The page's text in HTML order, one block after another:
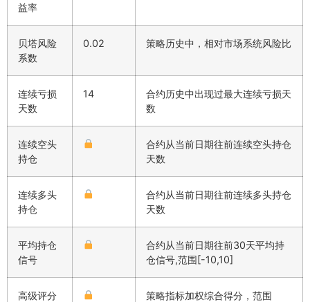
益率
贝塔风险
系数
0.02 策略历史中，相对市场系统风险比
连续亏损
天数
14
合约历史中出现过最大连续亏损天
数
连续空头
持仓
合约从当前日期往前连续空头持仓
天数
连续多头
持仓
合约从当前日期往前连续多头持仓
天数
平均持仓
信号
合约从当前日期往前30天平均持
仓信号,范围[-10,10]
高级评分
策略指标加权综合得分，范围